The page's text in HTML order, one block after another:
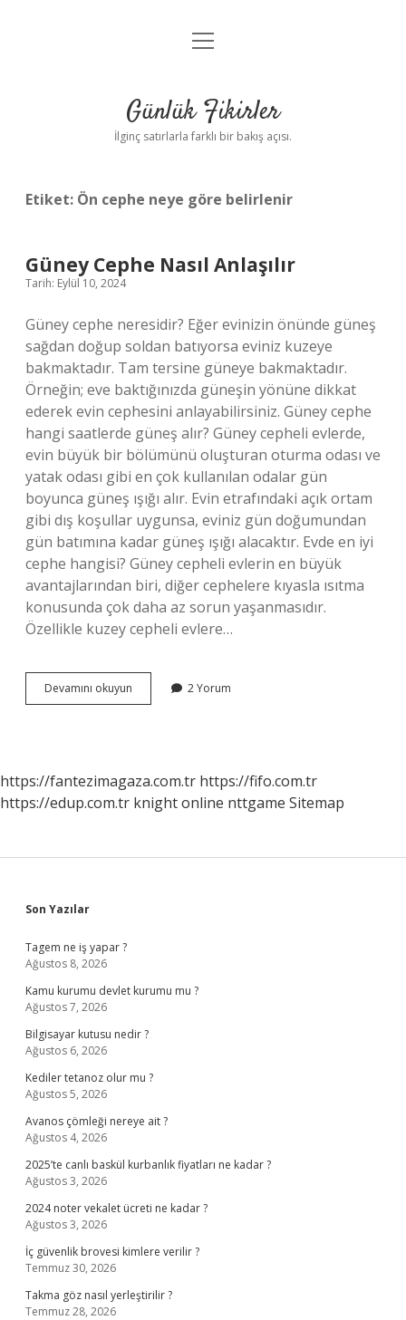
Anasayfa
Yasal Uyarı
menüyü
Günlük Fikirler
İlginç satırlarla farklı bir bakış açısı.
Etiket: Ön cephe neye göre belirlenir
Güney Cephe Nasıl Anlaşılır
Tarih: Eylül 10, 2024
Güney cephe neresidir? Eğer evinizin önünde güneş
sağdan doğup soldan batıyorsa eviniz kuzeye
bakmaktadır. Tam tersine güneye bakmaktadır.
Örneğin; eve baktığınızda güneşin yönüne dikkat
ederek evin cephesini anlayabilirsiniz. Güney cephe
hangi saatlerde güneş alır? Güney cepheli evlerde,
evin büyük bir bölümünü oluşturan oturma odası ve
yatak odası gibi en çok kullanılan odalar gün
boyunca güneş ışığı alır. Evin etrafındaki açık ortam
gibi dış koşullar uygunsa, eviniz gün doğumundan
gün batımına kadar güneş ışığı alacaktır. Evde en iyi
cephe hangisi? Güney cepheli evlerin en büyük
avantajlarından biri, diğer cephelere kıyasla ısıtma
konusunda çok daha az sorun yaşanmasıdır.
Özellikle kuzey cepheli evlere…
Devamını okuyun
Cephe
2 Yorum
https://fantezimagaza.com.tr https://fifo.com.tr
https://edup.com.tr knight online nttgame Sitemap
Sidebar
Son Yazılar
Tagem ne iş yapar ?
Ağustos 8, 2026
Kamu kurumu devlet kurumu mu ?
Ağustos 7, 2026
Bilgisayar kutusu nedir ?
Ağustos 6, 2026
Kediler tetanoz olur mu ?
Ağustos 5, 2026
Avanos çömleği nereye ait ?
Ağustos 4, 2026
2025’te canlı baskül kurbanlık fiyatları ne kadar ?
Ağustos 3, 2026
2024 noter vekalet ücreti ne kadar ?
Ağustos 3, 2026
İç güvenlik brovesi kimlere verilir ?
Temmuz 30, 2026
Takma göz nasıl yerleştirilir ?
Temmuz 28, 2026